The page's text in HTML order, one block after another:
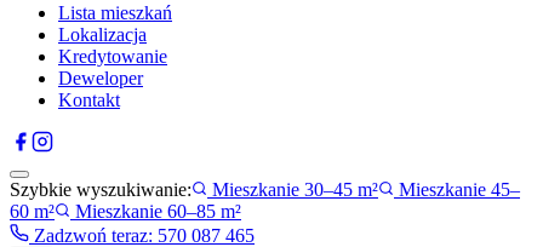
Lista mieszkań
Lokalizacja
Kredytowanie
Deweloper
Kontakt
Szybkie wyszukiwanie: Mieszkanie 30–45 m²
Mieszkanie 45–
60 m²
Mieszkanie 60–85 m²
Zadzwoń teraz: 570 087 465